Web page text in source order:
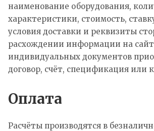
наименование оборудования,
характеристики, стоимость,
условия доставки и реквизиты
расхождении информации на
индивидуальных документов
договор, счёт, спецификация или
Оплата
Расчёты производятся в